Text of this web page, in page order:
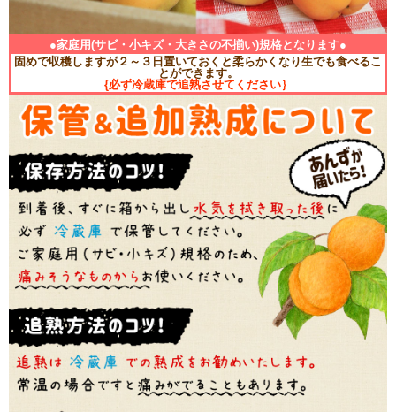
●家庭用(サビ・小キズ・大きさの不揃い)規格となります●
固めで収穫しますが２～３日置いておくと柔らかくなり生でも食べるこ
とができます。
{必ず冷蔵庫で追熟させてください｝